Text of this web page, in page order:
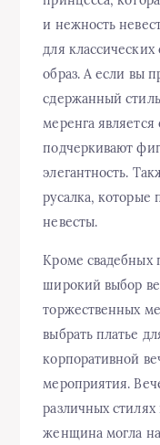
и нежность
для
образ. А если вы
сдержанный
меренга
подчеркивают
элегантность.
русалка, которые
невесты.
Кроме свадебных
широкий выбор
торжественных
выбрать платье
корпоративной
мероприятия.
различных
женщина могла